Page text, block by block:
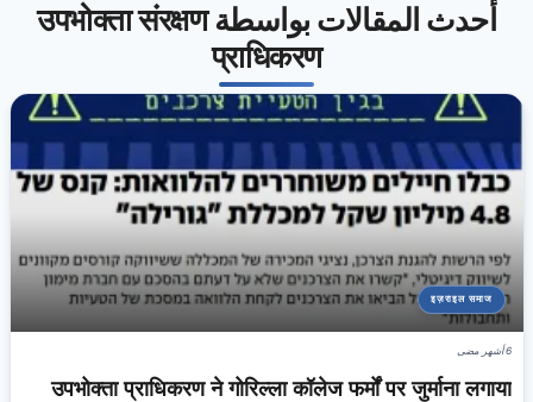
أحدث المقالات بواسطة उपभोक्ता संरक्षण
प्राधिकरण
इज़राइल समाज
6 أشهر مضى
उपभोक्ता प्राधिकरण ने गोरिल्ला कॉलेज फर्मों पर जुर्माना लगाया